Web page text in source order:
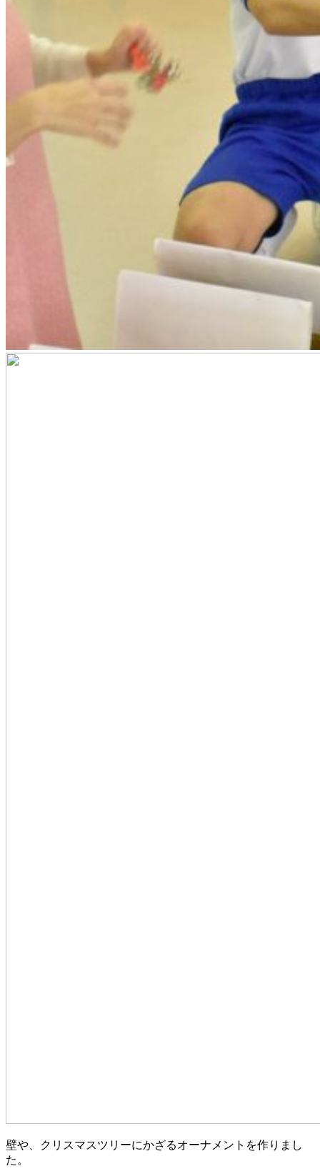
壁や、クリスマスツリーにかざるオーナメントを作りまし
た。